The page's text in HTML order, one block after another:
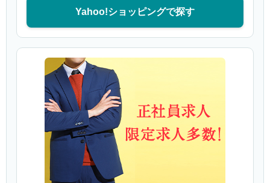
Yahoo!ショッピングで探す